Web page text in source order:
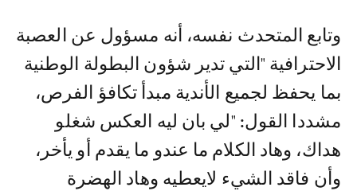
وتابع المتحدث نفسه، أنه مسؤول عن العصبة
الاحترافية "التي تدير شؤون البطولة الوطنية
بما يحفظ لجميع الأندية مبدأ تكافؤ الفرص،
مشددا القول: "لي بان ليه العكس شغلو
هداك، وهاد الكلام ما عندو ما يقدم أو يأخر،
وأن فاقد الشيء لايعطيه وهاد الهضرة